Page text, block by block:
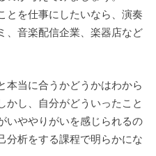
とを仕事にしたいなら、演奏
、音楽配信企業、楽器店など
本当に合うかどうかはわから
かし、自分がどういったこと
いややりがいを感じられるの
分析をする課程で明らかにな